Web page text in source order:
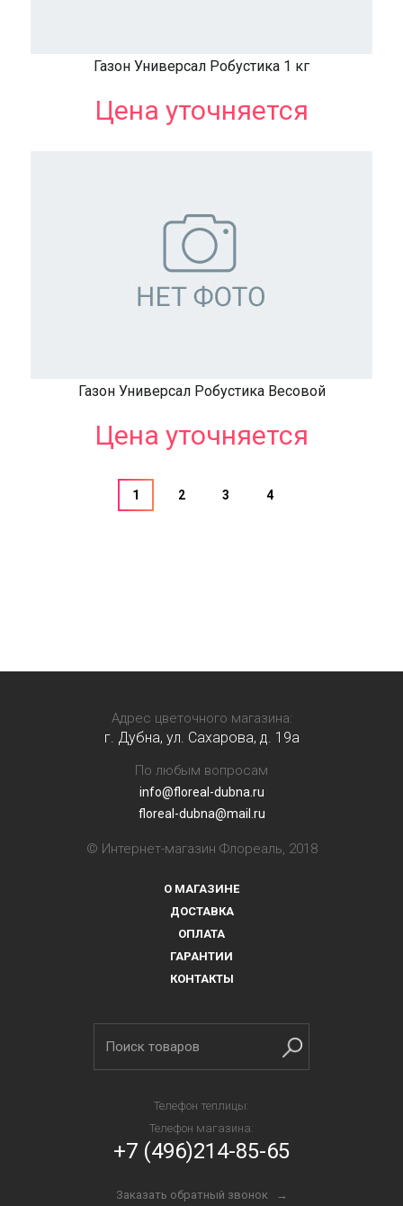
Газон Универсал Робустика 1 кг
Цена уточняется
Газон Универсал Робустика Весовой
Цена уточняется
1 2 3 4
Адрес цветочного магазина:
г. Дубна, ул. Сахарова, д. 19a
По любым вопросам
info@floreal-dubna.ru
floreal-dubna@mail.ru
© Интернет-магазин Флореаль, 2018
О МАГАЗИНЕ
ДОСТАВКА
ОПЛАТА
ГАРАНТИИ
КОНТАКТЫ
Телефон теплицы:
Телефон магазина:
+7 (496)214-85-65
Заказать обратный звонок →